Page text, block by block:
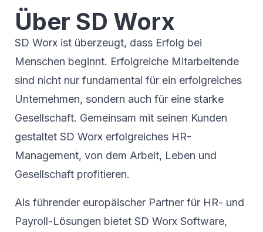
Über SD Worx
SD Worx ist überzeugt, dass Erfolg bei
Menschen beginnt. Erfolgreiche Mitarbeitende
sind nicht nur fundamental für ein erfolgreiches
Unternehmen, sondern auch für eine starke
Gesellschaft. Gemeinsam mit seinen Kunden
gestaltet SD Worx erfolgreiches HR-
Management, von dem Arbeit, Leben und
Gesellschaft profitieren.
Als führender europäischer Partner für HR- und
Payroll-Lösungen bietet SD Worx Software,